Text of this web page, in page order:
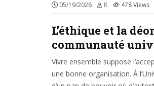
05/19/2026 R. 478Views
L’éthique et la
communauté
Vivre ensemble suppose
une bonne organisation. À